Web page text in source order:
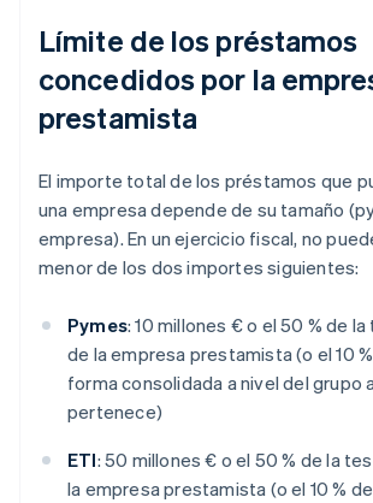
Límite de los préstamos
concedidos por la
prestamista
El importe total de los préstamos que
una empresa depende de su tamaño
empresa). En un ejercicio fiscal, no
menor de los dos importes siguientes:
Pymes: 10 millones € o el 50 % de
de la empresa prestamista (o el 10
forma consolidada a nivel del grupo
pertenece)
ETI: 50 millones € o el 50 % de la
la empresa prestamista (o el 10 %